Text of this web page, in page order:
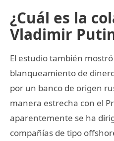
¿Cuál es la
Vladimir
El estudio también
blanqueamiento de
por un banco de origen
manera estrecha con el
aparentemente se ha
compañías de tipo